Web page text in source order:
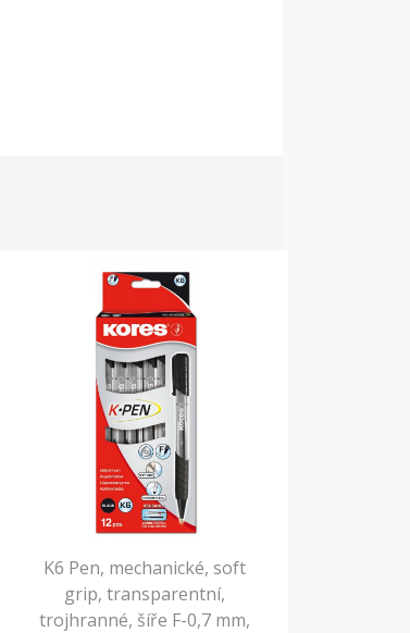
K6 Pen, mechanické, soft
grip, transparentní,
trojhranné, šíře F-0,7 mm,